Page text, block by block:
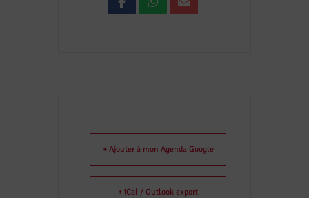
+ Ajouter à mon Agenda Google
+ iCal / Outlook export